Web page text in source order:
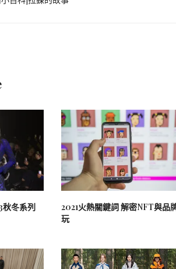
冬系列
2021火熱關鍵詞 解密NFT與品
玩